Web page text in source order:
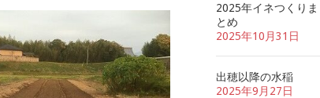
2025年イネつくりま
とめ
2025年10月31日
出穂以降の水稲
2025年9月27日